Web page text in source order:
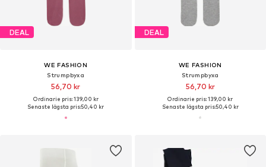
DEAL
WE FASHION
Strumpbyxa
56,70 kr
Ordinarie pris: 139,00 kr
Senaste lägsta pris:50,40 kr
DEAL
WE FASHION
Strumpbyxa
56,70 kr
Ordinarie pris: 139,00 kr
Senaste lägsta pris:50,40 kr